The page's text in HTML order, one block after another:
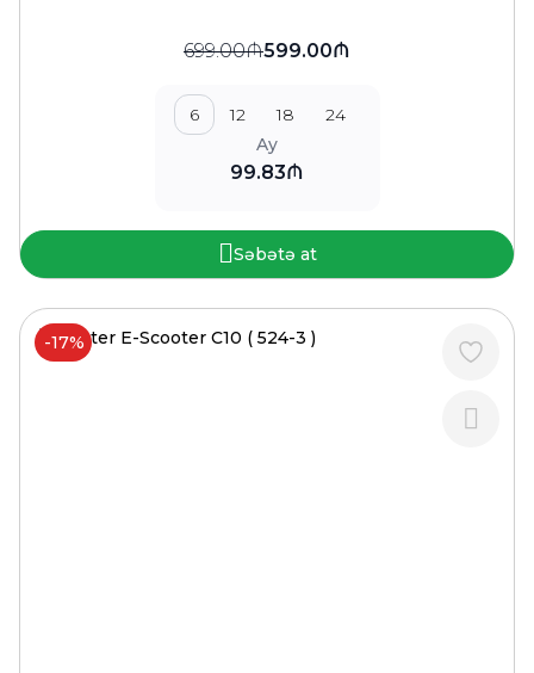
699.00₼599.00₼
6 12 18
24
Ay
99.83₼
Səbətə at
-17%